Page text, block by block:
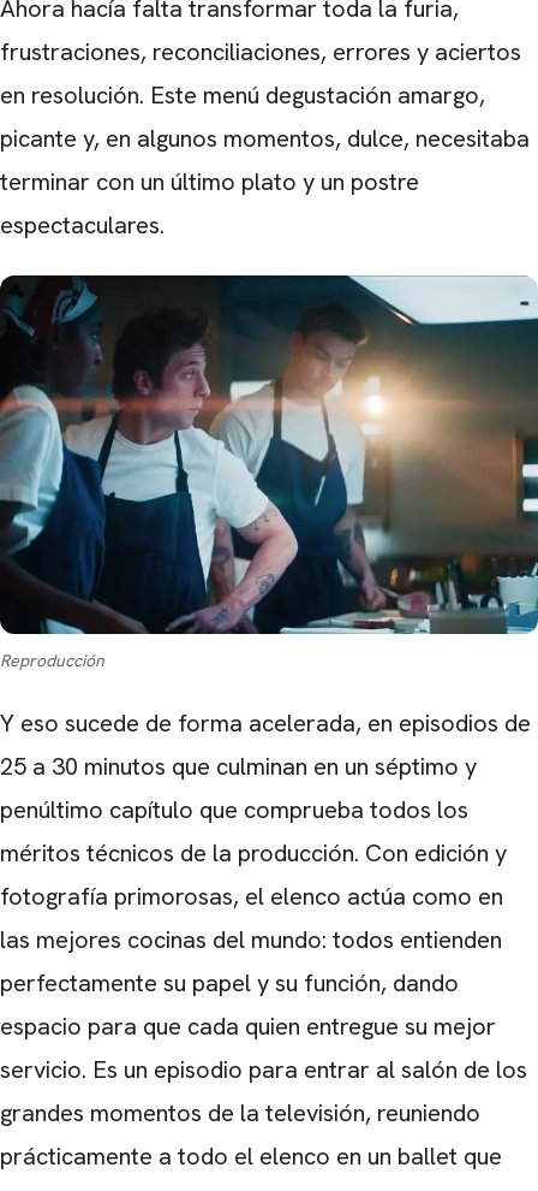
Ahora hacía falta transformar toda la furia,
frustraciones, reconciliaciones, errores y aciertos
en resolución. Este menú degustación amargo,
picante y, en algunos momentos, dulce, necesitaba
terminar con un último plato y un postre
espectaculares.
Reproducción
Y eso sucede de forma acelerada, en episodios de
25 a 30 minutos que culminan en un séptimo y
penúltimo capítulo que comprueba todos los
méritos técnicos de la producción. Con edición y
fotografía primorosas, el elenco actúa como en
las mejores cocinas del mundo: todos entienden
perfectamente su papel y su función, dando
espacio para que cada quien entregue su mejor
servicio. Es un episodio para entrar al salón de los
grandes momentos de la televisión, reuniendo
prácticamente a todo el elenco en un ballet que